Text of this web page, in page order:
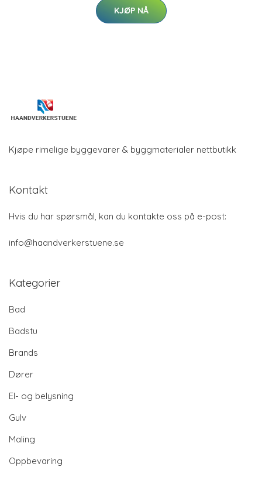
KJØP NÅ
Kjøpe rimelige byggevarer & byggmaterialer nettbutikk
Kontakt
Hvis du har spørsmål, kan du kontakte oss på e-post:
info@haandverkerstuene.se
Kategorier
Bad
Badstu
Brands
Dører
El- og belysning
Gulv
Maling
Oppbevaring